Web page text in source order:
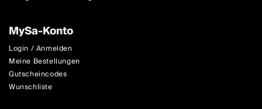
MySa-Konto
Login / Anmelden
Meine Bestellungen
Gutscheincodes
Wunschliste